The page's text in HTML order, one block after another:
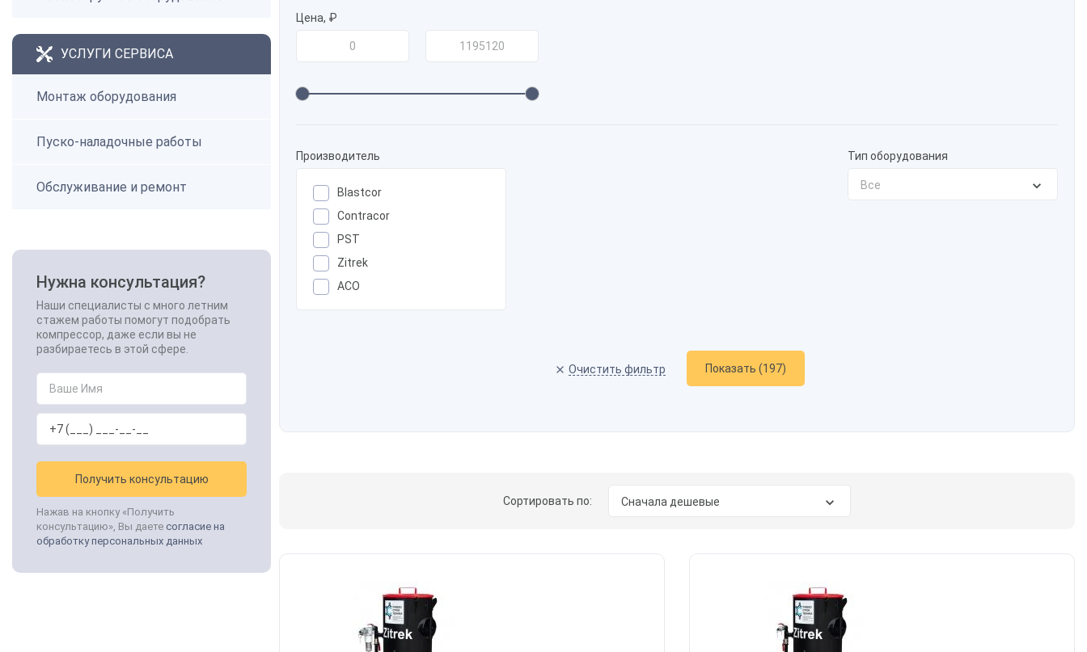
УСЛУГИ СЕРВИСА
Монтаж оборудования
Пуско-наладочные работы
Обслуживание и ремонт
Нужна консультация?
Наши специалисты с много летним
стажем работы помогут подобрать
компрессор, даже если вы не
разбираетесь в этой сфере.
Получить консультацию
Нажав на кнопку «Получить
консультацию», Вы даете согласие на
обработку персональных данных
Цена, ₽
Производитель
Blastcor
Contracor
PST
Zitrek
АСО
Тип оборудования
Все
Очистить фильтр Показать (197)
Сортировать по: Сначала дешевые